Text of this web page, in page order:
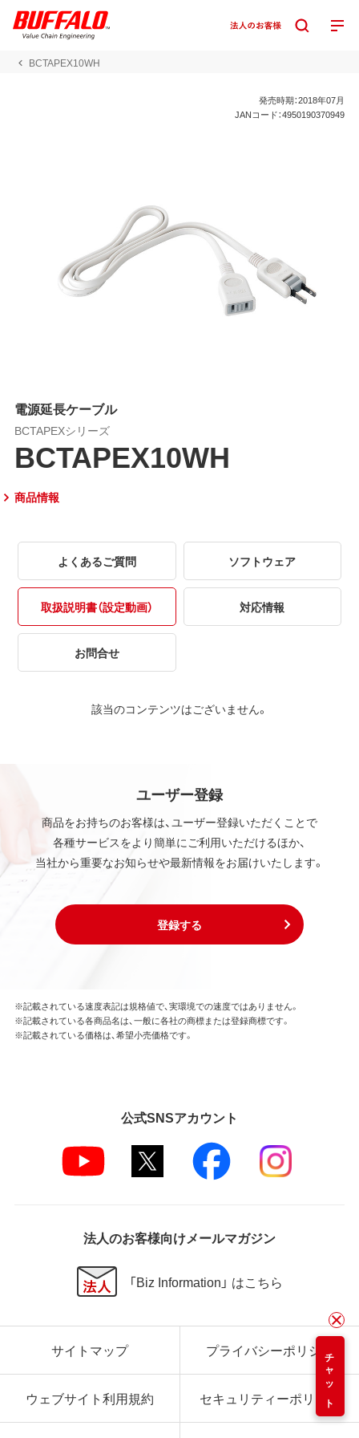
BCTAPEX10WH
発売時期：2018年07月
JANコード：4950190370949
電源延長ケーブル
BCTAPEXシリーズ
BCTAPEX10WH
商品情報
よくあるご質問 ソフトウェア
取扱説明書（設定動画） 対応情報
お問合せ
該当のコンテンツはございません。
ユーザー登録
商品をお持ちのお客様は、ユーザー登録いただくことで
各種サービスをより簡単にご利用いただけるほか、
当社から重要なお知らせや最新情報をお届けいたします。
登録する
チャット
※記載されている速度表記は規格値で、実環境での速度ではありません。
※記載されている各商品名は、一般に各社の商標または登録商標です。
※記載されている価格は、希望小売価格です。
公式SNSアカウント
法人のお客様向けメールマガジン
「Biz Information」 はこちら
サイトマップ プライバシーポリシー
ウェブサイト利用規約 セキュリティーポリシー